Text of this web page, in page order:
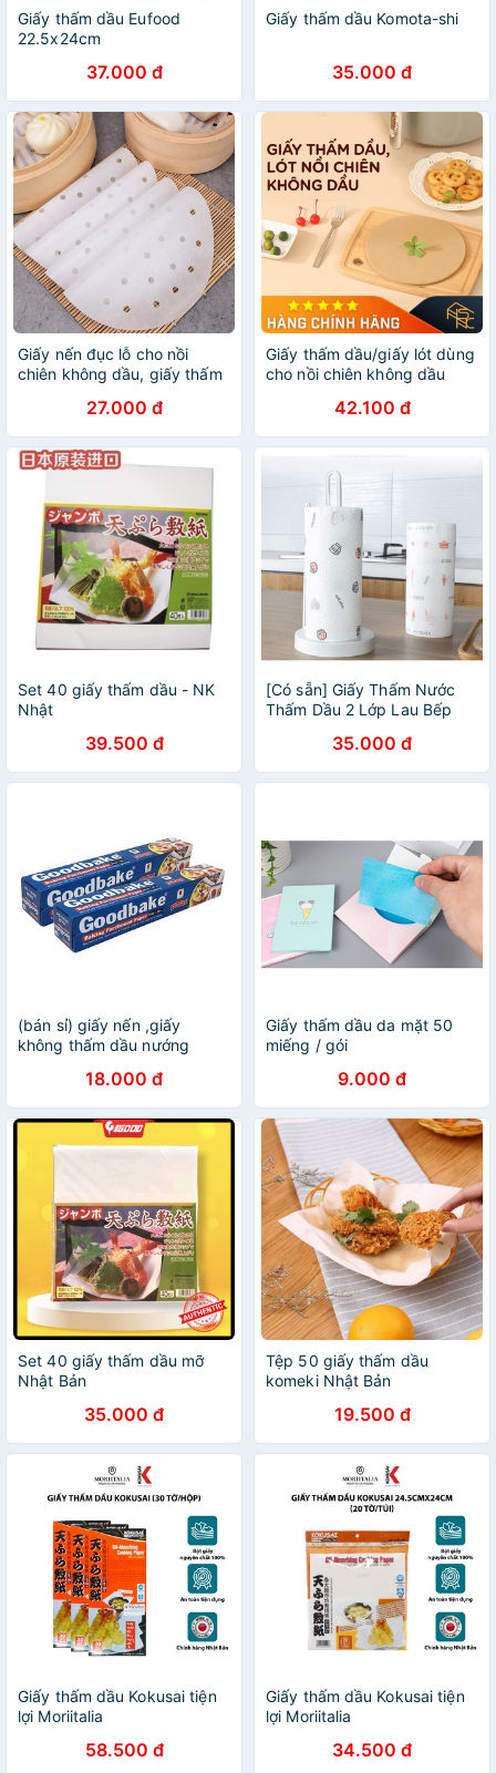
Giấy thấm dầu Eufood
22.5x24cm
37.000 đ
Giấy thấm dầu Komota-shi
35.000 đ
Giấy nến đục lỗ cho nồi
chiên không dầu, giấy thấm
27.000 đ
Giấy thấm dầu/giấy lót dùng
cho nồi chiên không dầu
42.100 đ
Set 40 giấy thấm dầu - NK
Nhật
39.500 đ
[Có sẵn] Giấy Thấm Nước
Thấm Dầu 2 Lớp Lau Bếp
35.000 đ
(bán sỉ) giấy nến ,giấy
không thấm dầu nướng
18.000 đ
Giấy thấm dầu da mặt 50
miếng / gói
9.000 đ
Set 40 giấy thấm dầu mỡ
Nhật Bản
35.000 đ
Tệp 50 giấy thấm dầu
komeki Nhật Bản
19.500 đ
Giấy thấm dầu Kokusai tiện
lợi Moriitalia
58.500 đ
Giấy thấm dầu Kokusai tiện
lợi Moriitalia
34.500 đ